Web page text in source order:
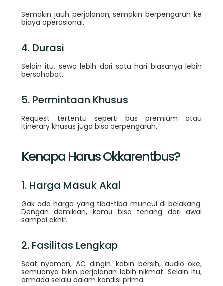
Semakin jauh perjalanan, semakin berpengaruh ke
biaya operasional.
4. Durasi
Selain itu, sewa lebih dari satu hari biasanya lebih
bersahabat.
5. Permintaan Khusus
Request tertentu seperti bus premium atau
itinerary khusus juga bisa berpengaruh.
Kenapa Harus Okkarentbus?
1. Harga Masuk Akal
Gak ada harga yang tiba-tiba muncul di belakang.
Dengan demikian, kamu bisa tenang dari awal
sampai akhir.
2. Fasilitas Lengkap
Seat nyaman, AC dingin, kabin bersih, audio oke,
semuanya bikin perjalanan lebih nikmat. Selain itu,
armada selalu dalam kondisi prima.